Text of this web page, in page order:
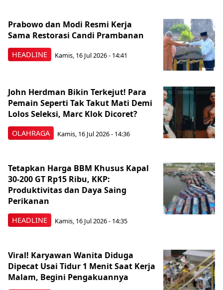
HEADLINE
Prabowo dan Modi Resmi Kerja
Sama Restorasi Candi Prambanan
Kamis, 16 Jul 2026 - 14:41
OLAHRAGA
John Herdman Bikin Terkejut! Para
Pemain Seperti Tak Takut Mati Demi
Lolos Seleksi, Marc Klok Dicoret?
Kamis, 16 Jul 2026 - 14:36
HEADLINE
Tetapkan Harga BBM Khusus Kapal
30-200 GT Rp15 Ribu, KKP:
Produktivitas dan Daya Saing
Perikanan
Kamis, 16 Jul 2026 - 14:35
Viral! Karyawan Wanita Diduga
Dipecat Usai Tidur 1 Menit Saat Kerja
Malam, Begini Pengakuannya